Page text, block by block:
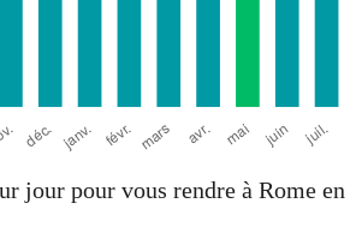
jour pour vous rendre à Rome en